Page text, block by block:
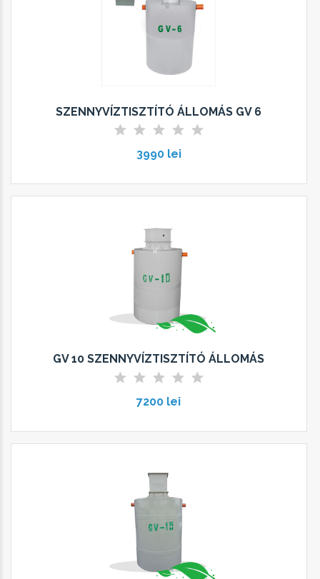
SZENNYVÍZTISZTÍTÓ ÁLLOMÁS GV 6
3990 lei
GV 10 SZENNYVÍZTISZTÍTÓ ÁLLOMÁS
7200 lei